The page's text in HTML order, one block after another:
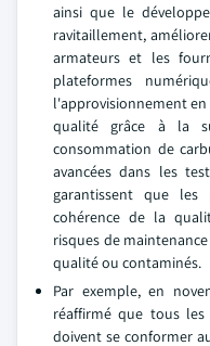
ainsi que le
ravitaillement,
armateurs et les
plateformes
l'approvisionnement
qualité grâce à la
consommation de
avancées dans les
garantissent que les
cohérence de la
risques de
qualité ou contaminés.
Par exemple, en
réaffirmé que tous les
doivent se conformer